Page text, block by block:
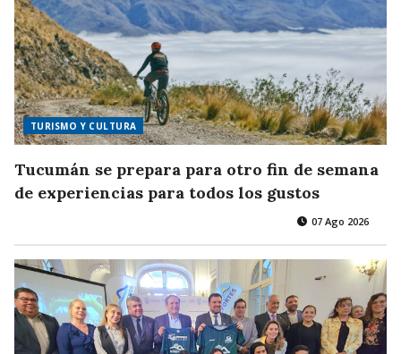
TURISMO Y CULTURA
Tucumán se prepara para otro fin de semana
de experiencias para todos los gustos
07 Ago 2026